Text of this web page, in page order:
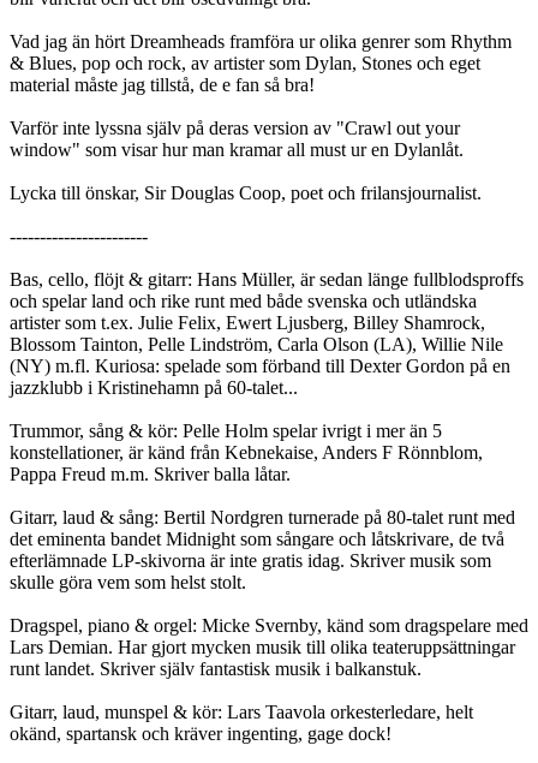
Vad jag än hört Dreamheads framföra ur olika genrer som Rhythm
& Blues, pop och rock, av artister som Dylan, Stones och eget
material måste jag tillstå, de e fan så bra!
Varför inte lyssna själv på deras version av "Crawl out your
window" som visar hur man kramar all must ur en Dylanlåt.
Lycka till önskar, Sir Douglas Coop, poet och frilansjournalist.
-----------------------
Bas, cello, flöjt & gitarr: Hans Müller, är sedan länge fullblodsproffs
och spelar land och rike runt med både svenska och utländska
artister som t.ex. Julie Felix, Ewert Ljusberg, Billey Shamrock,
Blossom Tainton, Pelle Lindström, Carla Olson (LA), Willie Nile
(NY) m.fl. Kuriosa: spelade som förband till Dexter Gordon på en
jazzklubb i Kristinehamn på 60-talet...
Trummor, sång & kör: Pelle Holm spelar ivrigt i mer än 5
konstellationer, är känd från Kebnekaise, Anders F Rönnblom,
Pappa Freud m.m. Skriver balla låtar.
Gitarr, laud & sång: Bertil Nordgren turnerade på 80-talet runt med
det eminenta bandet Midnight som sångare och låtskrivare, de två
efterlämnade LP-skivorna är inte gratis idag. Skriver musik som
skulle göra vem som helst stolt.
Dragspel, piano & orgel: Micke Svernby, känd som dragspelare med
Lars Demian. Har gjort mycken musik till olika teateruppsättningar
runt landet. Skriver själv fantastisk musik i balkanstuk.
Gitarr, laud, munspel & kör: Lars Taavola orkesterledare, helt
okänd, spartansk och kräver ingenting, gage dock!